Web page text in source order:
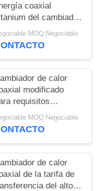
coaxial
del cambiador
calor para la fábrica
MOQ:Negociable
de calor
modificado
requisitos
de la
con el tubo liso
MOQ:Negociable
de calor
de la tarifa de
del alto